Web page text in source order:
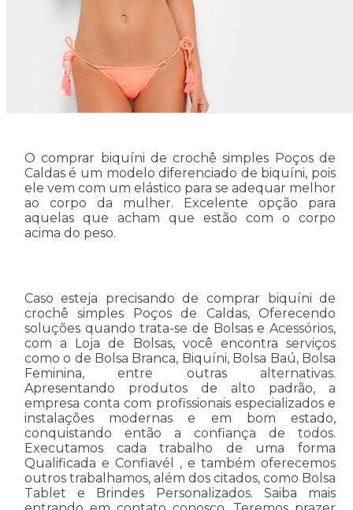
O comprar biquíni de crochê simples Poços de
Caldas é um modelo diferenciado de biquíni, pois
ele vem com um elástico para se adequar melhor
ao corpo da mulher. Excelente opção para
aquelas que acham que estão com o corpo
acima do peso.
Caso esteja precisando de comprar biquíni de
crochê simples Poços de Caldas, Oferecendo
soluções quando trata-se de Bolsas e Acessórios,
com a Loja de Bolsas, você encontra serviços
como o de Bolsa Branca, Biquíni, Bolsa Baú, Bolsa
Feminina, entre outras alternativas.
Apresentando produtos de alto padrão, a
empresa conta com profissionais especializados e
instalações modernas e em bom estado,
conquistando então a confiança de todos.
Executamos cada trabalho de uma forma
Qualificada e Confiavél , e também oferecemos
outros trabalhamos, além dos citados, como Bolsa
Tablet e Brindes Personalizados. Saiba mais